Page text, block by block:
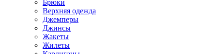
Брюки
Верхняя одежда
Джемперы
Джинсы
Жакеты
Жилеты